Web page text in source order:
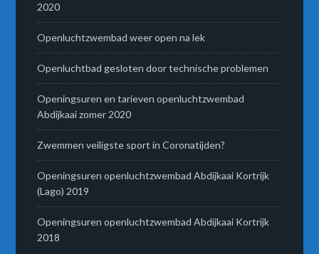
2020
Openluchtzwembad weer open na lek
Openluchtbad gesloten door technische problemen
Openingsuren en tarieven openluchtzwembad
Abdijkaai zomer 2020
Zwemmen veiligste sport in Coronatijden?
Openingsuren openluchtzwembad Abdijkaai Kortrijk
(Lago) 2019
Openingsuren openluchtzwembad Abdijkaai Kortrijk
2018